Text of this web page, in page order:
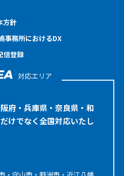
方針
事務所におけるDX
信登録
対応エリア
府・兵庫県・奈良県・和
けでなく全国対応いたし